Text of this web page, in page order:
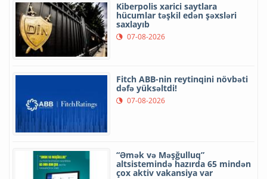
Kiberpolis xarici saytlara
hücumlar təşkil edən şəxsləri
saxlayıb
07-08-2026
Fitch ABB-nin reytinqini növbəti
dəfə yüksəltdi!
07-08-2026
“Əmək və Məşğulluq”
altsistemində hazırda 65 mindən
çox aktiv vakansiya var